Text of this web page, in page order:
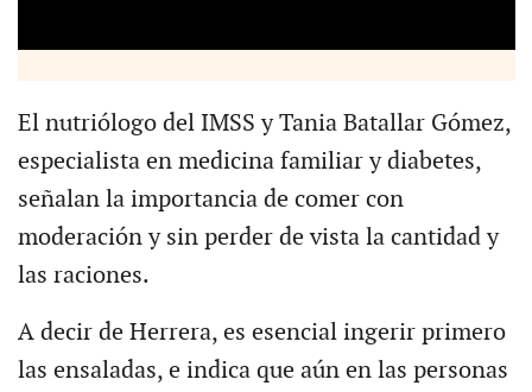
El nutriólogo del IMSS y Tania Batallar Gómez,
especialista en medicina familiar y diabetes,
señalan la importancia de comer con
moderación y sin perder de vista la cantidad y
las raciones.
A decir de Herrera, es esencial ingerir primero
las ensaladas, e indica que aún en las personas